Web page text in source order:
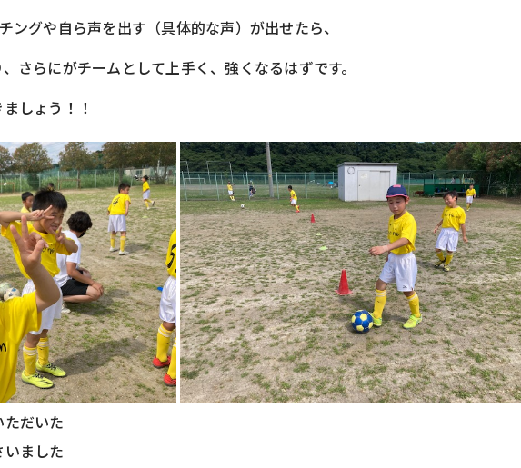
ングや自ら声を出す（具体的な声）が出せたら、
さらにがチームとして上手く、強くなるはずです。
しょう！！️
だいた
ました